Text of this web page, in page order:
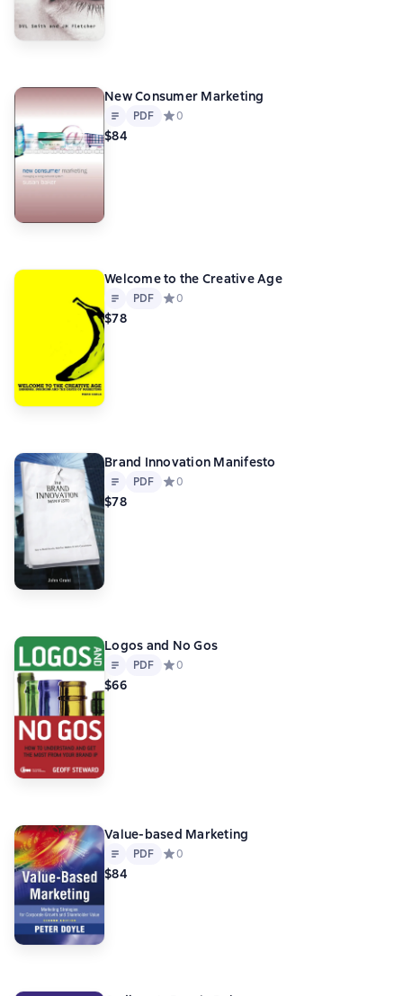
New Consumer Marketing
Text PDF
PDF Средний рейтинг 0 на основе 0 оценок
0
$84
Welcome to the Creative Age
Text PDF
PDF Средний рейтинг 0 на основе 0 оценок
0
$78
Brand Innovation Manifesto
Text PDF
PDF Средний рейтинг 0 на основе 0 оценок
0
$78
Logos and No Gos
Text PDF
PDF Средний рейтинг 0 на основе 0 оценок
0
$66
Value-based Marketing
Text PDF
PDF Средний рейтинг 0 на основе 0 оценок
0
$84